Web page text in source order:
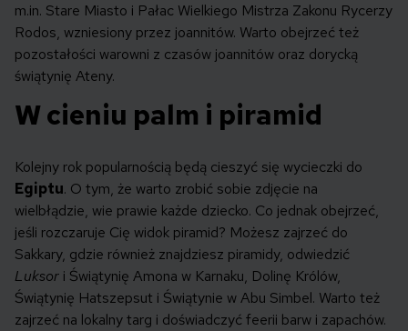
m.in. Stare Miasto i Pałac Wielkiego Mistrza Zakonu Rycerzy
Rodos, wzniesiony przez joannitów. Warto obejrzeć też
pozostałości warowni z czasów joannitów oraz dorycką
świątynię Ateny.
W cieniu palm i piramid
Kolejny rok popularnością będą cieszyć się wycieczki do
Egiptu. O tym, że warto zrobić sobie zdjęcie na
wielbłądzie, wie prawie każde dziecko. Co jednak obejrzeć,
jeśli rozczaruje Cię widok piramid? Możesz zajrzeć do
Sakkary, gdzie również znajdziesz piramidy, odwiedzić
Luksor i Świątynię Amona w Karnaku, Dolinę Królów,
Świątynię Hatszepsut i Świątynie w Abu Simbel. Warto też
zajrzeć na lokalny targ i doświadczyć feerii barw i zapachów.